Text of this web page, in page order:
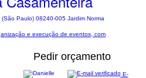
Paulo) 08240-005 Jardim Norma
e execução de eventos, com
Pedir orçamento
E-